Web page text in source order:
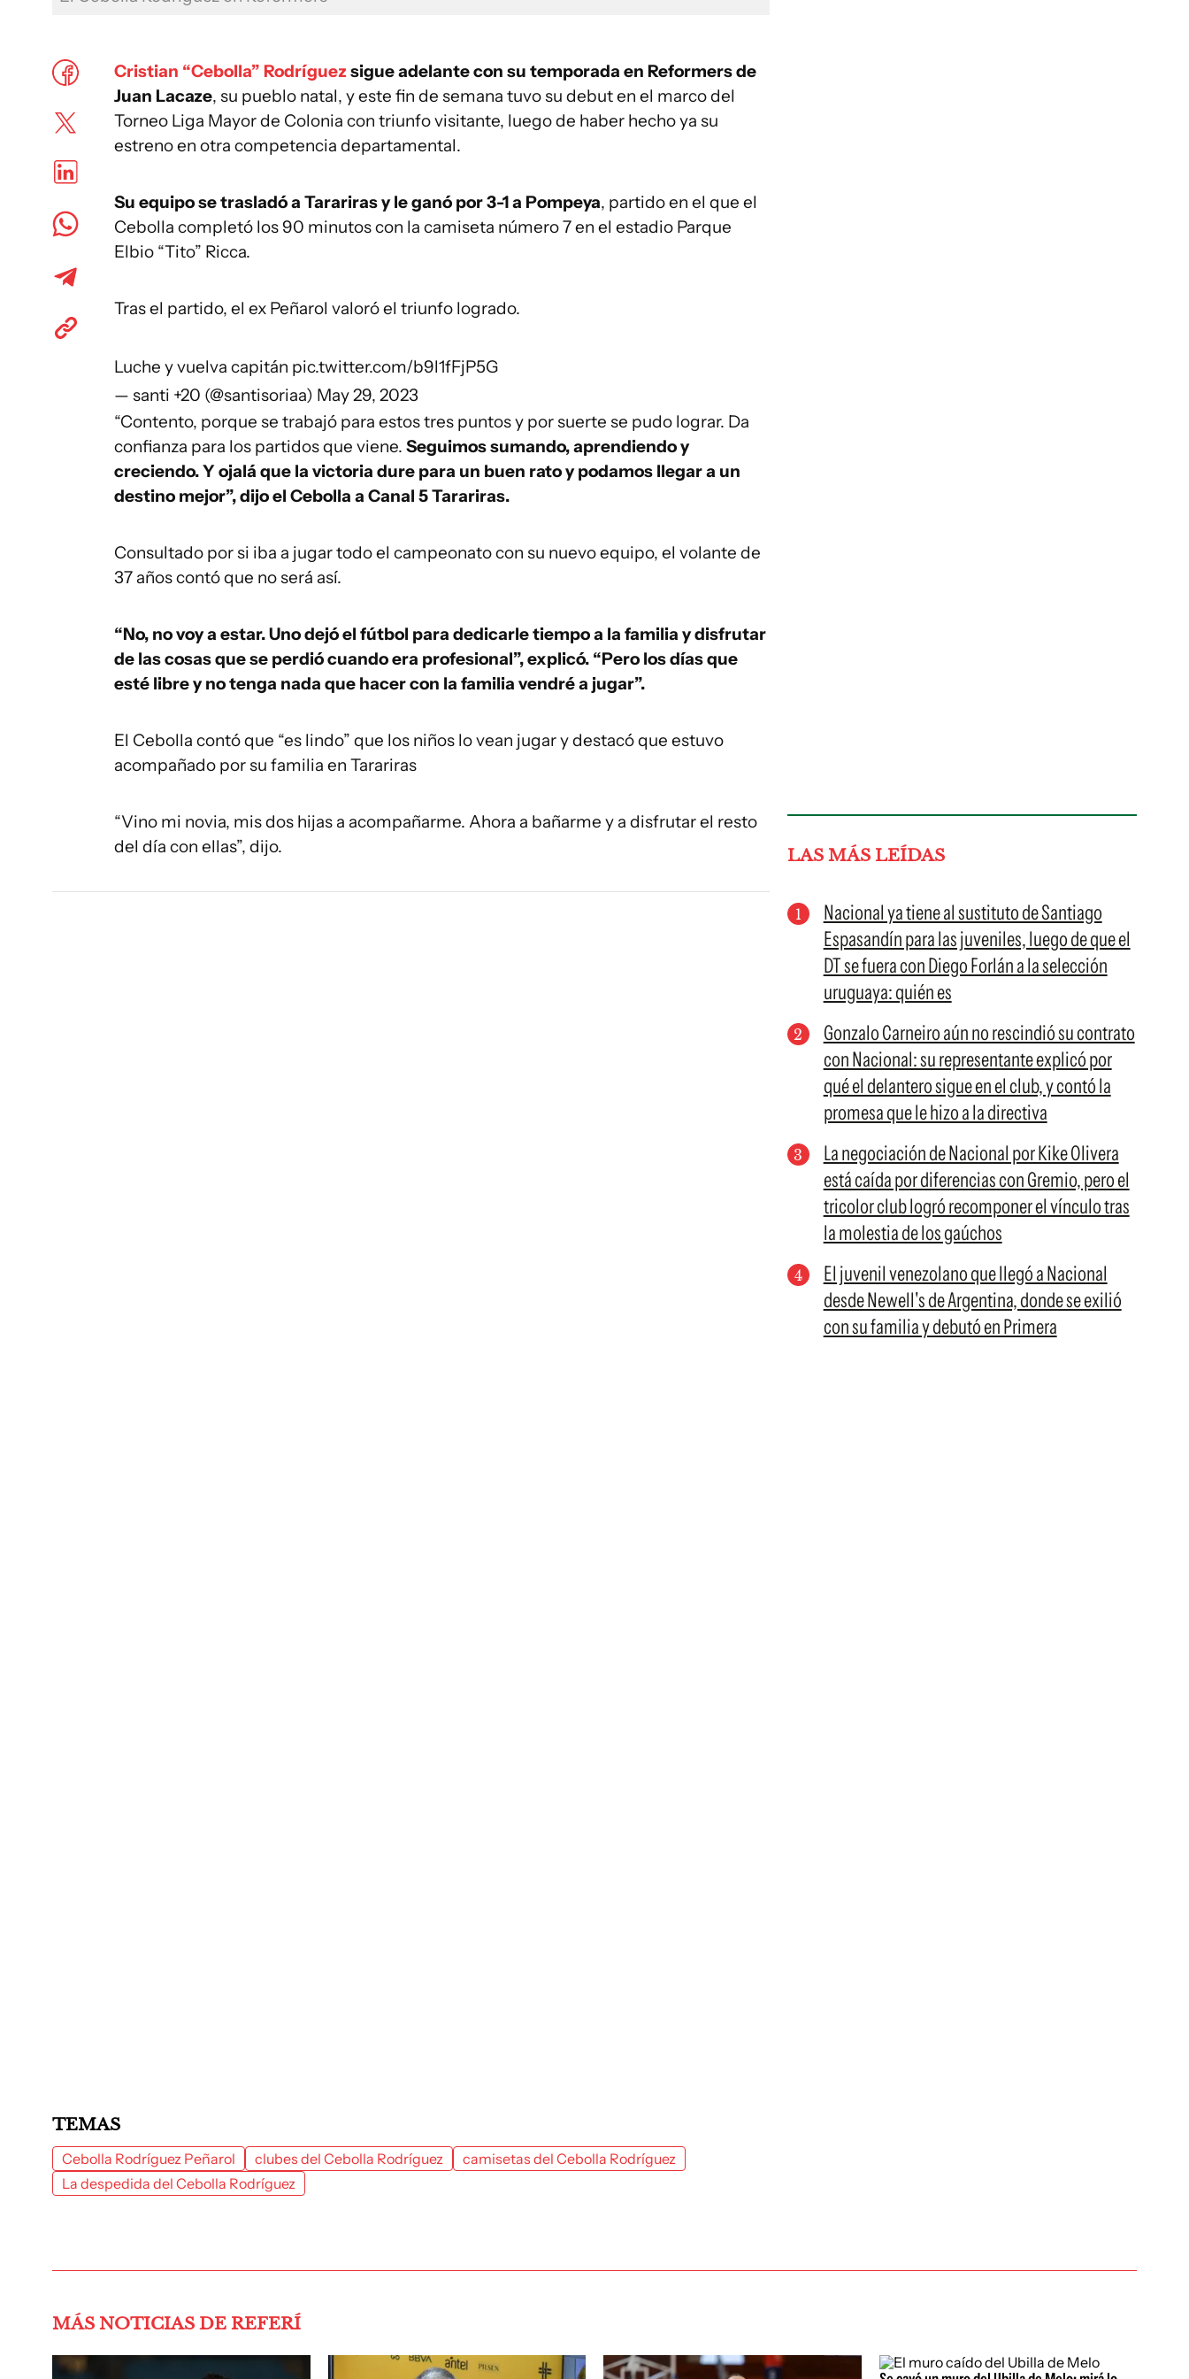
Cristian “Cebolla” Rodríguezsigue adelante con su temporada en Reformers de
Juan Lacaze, su pueblo natal, y este fin de semana tuvo su debut en el marco del
Torneo Liga Mayor de Colonia con triunfo visitante, luego de haber hecho ya su
estreno en otra competencia departamental.
Su equipo se trasladó a Tarariras y le ganó por 3-1 a Pompeya, partido en el que el
Cebolla completó los 90 minutos con la camiseta número 7 en el estadio Parque
Elbio “Tito” Ricca.
Tras el partido, el ex Peñarol valoró el triunfo logrado.
Luche y vuelva capitán pic.twitter.com/b9l1fFjP5G
— santi +20 (@santisoriaa) May 29, 2023
“Contento, porque se trabajó para estos tres puntos y por suerte se pudo lograr. Da
confianza para los partidos que viene. Seguimos sumando, aprendiendo y
creciendo. Y ojalá que la victoria dure para un buen rato y podamos llegar a un
destino mejor”, dijo el Cebolla a Canal 5 Tarariras.
Consultado por si iba a jugar todo el campeonato con su nuevo equipo, el volante de
37 años contó que no será así.
“No, no voy a estar. Uno dejó el fútbol para dedicarle tiempo a la familia y disfrutar
de las cosas que se perdió cuando era profesional”, explicó. “Pero los días que
esté libre y no tenga nada que hacer con la familia vendré a jugar”.
El Cebolla contó que “es lindo” que los niños lo vean jugar y destacó que estuvo
acompañado por su familia en Tarariras
“Vino mi novia, mis dos hijas a acompañarme. Ahora a bañarme y a disfrutar el resto
del día con ellas”, dijo.
LAS MÁS LEÍDAS
Nacional ya tiene al sustituto de Santiago
Espasandín para las juveniles, luego de que el
DT se fuera con Diego Forlán a la selección
uruguaya: quién es
Gonzalo Carneiro aún no rescindió su contrato
con Nacional: su representante explicó por
qué el delantero sigue en el club, y contó la
promesa que le hizo a la directiva
La negociación de Nacional por Kike Olivera
está caída por diferencias con Gremio, pero el
tricolor club logró recomponer el vínculo tras
la molestia de los gaúchos
El juvenil venezolano que llegó a Nacional
desde Newell's de Argentina, donde se exilió
con su familia y debutó en Primera
TEMAS
Cebolla Rodríguez Peñarol clubes del Cebolla Rodríguez
camisetas del Cebolla Rodríguez
La despedida del Cebolla Rodríguez
MÁS NOTICIAS DE REFERÍ